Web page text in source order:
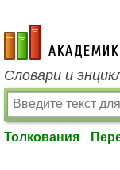
academic.ru
Словари и
Толкования